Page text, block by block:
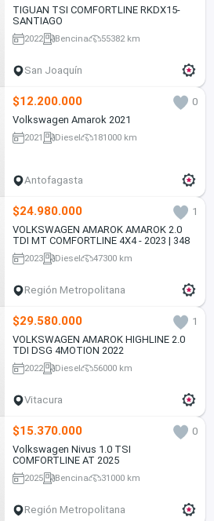
TIGUAN TSI COMFORTLINE RKDX15-
SANTIAGO
2022 Bencina 55382 km
San Joaquín
$12.200.000
0
Volkswagen Amarok 2021
2021 Diesel 181000 km
Antofagasta
$24.980.000
1
VOLKSWAGEN AMAROK AMAROK 2.0
TDI MT COMFORTLINE 4X4 - 2023 | 348
2023 Diesel 47300 km
Región Metropolitana
$29.580.000
1
VOLKSWAGEN AMAROK HIGHLINE 2.0
TDI DSG 4MOTION 2022
2022 Diesel 56000 km
Vitacura
$15.370.000
0
Volkswagen Nivus 1.0 TSI
COMFORTLINE AT 2025
2025 Bencina 31000 km
Región Metropolitana